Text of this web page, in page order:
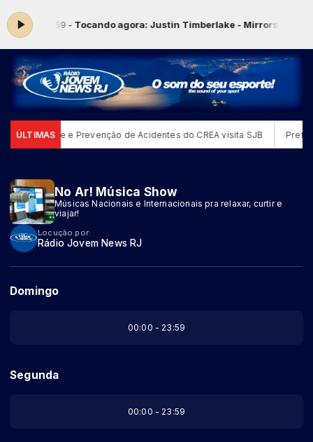
às 23:59 - Tocando agora: Justin Timberlake - MirrorsNo Ar!
ÚLTIMAS
de Análise e Prevenção de Acidentes do CREA visita SJB
No Ar! Música Show
Músicas Nacionais e Internacionais pra relaxar, curtir e
viajar!
Locução por:
Rádio Jovem News RJ
Domingo
00:00 - 23:59
Segunda
00:00 - 23:59